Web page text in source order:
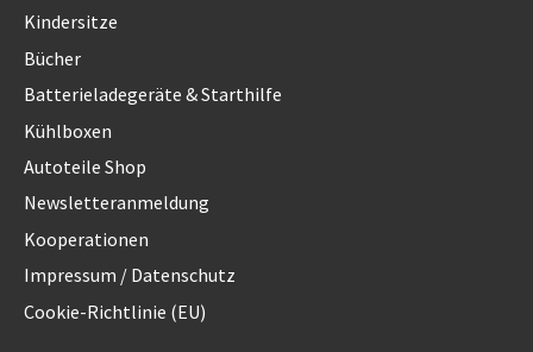
Kindersitze
Bücher
Batterieladegeräte & Starthilfe
Kühlboxen
Autoteile Shop
Newsletteranmeldung
Kooperationen
Impressum / Datenschutz
Cookie-Richtlinie (EU)